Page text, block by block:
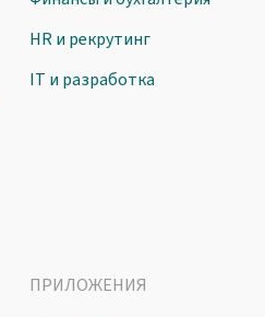
HR и рекрутинг
IT и разработка
ПРИЛОЖЕНИЯ